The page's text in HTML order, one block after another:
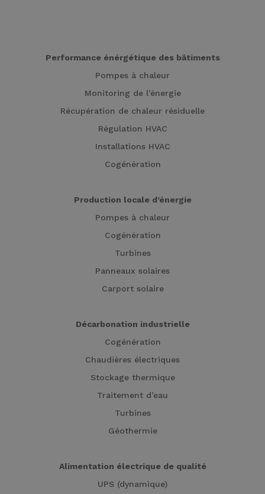
Performance énérgétique des bâtiments
Pompes à chaleur
Monitoring de l’énergie
Récupération de chaleur résiduelle
Régulation HVAC
Installations HVAC
Cogénération
Production locale d’énergie
Pompes à chaleur
Cogénération
Turbines
Panneaux solaires
Carport solaire
Décarbonation industrielle
Cogénération
Chaudières électriques
Stockage thermique
Traitement d’eau
Turbines
Géothermie
Alimentation électrique de qualité
UPS (dynamique)